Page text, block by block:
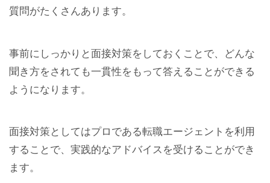
質問がたくさんあります。
事前にしっかりと面接対策をしておくことで、どんな
聞き方をされても一貫性をもって答えることができる
ようになります。
面接対策としてはプロである転職エージェントを利用
することで、実践的なアドバイスを受けることができ
ます。